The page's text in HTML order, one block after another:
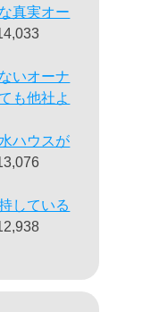
真実オー
いオーナ
も他社よ
ハウスが
している